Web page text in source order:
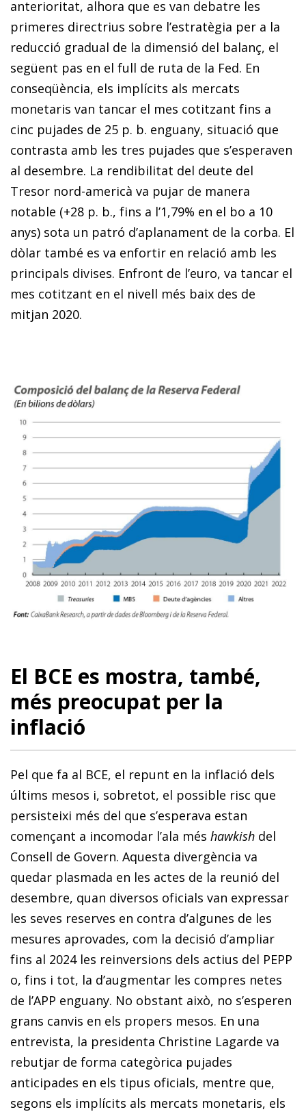
anterioritat, alhora que es van debatre les
primeres directrius sobre l’estratègia per a la
reducció gradual de la dimensió del balanç, el
següent pas en el full de ruta de la Fed. En
conseqüència, els implícits als mercats
monetaris van tancar el mes cotitzant fins a
cinc pujades de 25 p. b. enguany, situació que
contrasta amb les tres pujades que s’esperaven
al desembre. La rendibilitat del deute del
Tresor nord-americà va pujar de manera
notable (+28 p. b., fins a l’1,79% en el bo a 10
anys) sota un patró d’aplanament de la corba. El
dòlar també es va enfortir en relació amb les
principals divises. Enfront de l’euro, va tancar el
mes cotitzant en el nivell més baix des de
mitjan 2020.
El BCE es mostra, també,
més preocupat per la
inflació
Pel que fa al BCE, el repunt en la inflació dels
últims mesos i, sobretot, el possible risc que
persisteixi més del que s’esperava estan
començant a incomodar l’ala més hawkish del
Consell de Govern. Aquesta divergència va
quedar plasmada en les actes de la reunió del
desembre, quan diversos oficials van expressar
les seves reserves en contra d’algunes de les
mesures aprovades, com la decisió d’ampliar
fins al 2024 les reinversions dels actius del PEPP
o, fins i tot, la d’augmentar les compres netes
de l’APP enguany. No obstant això, no s’esperen
grans canvis en els propers mesos. En una
entrevista, la presidenta Christine Lagarde va
rebutjar de forma categòrica pujades
anticipades en els tipus oficials, mentre que,
segons els implícits als mercats monetaris, els